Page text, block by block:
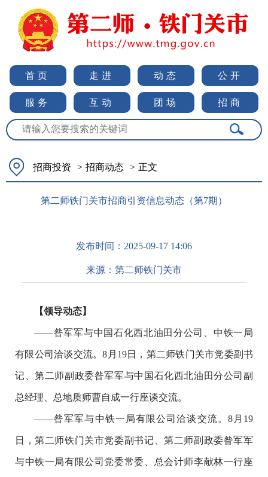
首页 走进 动态 公开
服务 互动 团场 招商
招商投资 > 招商动态 > 正文
第二师铁门关市招商引资信息动态（第7期）
发布时间： 2025-09-17 14:06
来源： 第二师铁门关市
【领导动态】
——昝军军与中国石化西北油田分公司、中铁一局
有限公司洽谈交流。8月19日，第二师铁门关市党委副书
记、第二师副政委昝军军与中国石化西北油田分公司副
总经理、总地质师曹自成一行座谈交流。
——昝军军与中铁一局有限公司洽谈交流。8月19
日，第二师铁门关市党委副书记、第二师副政委昝军军
与中铁一局有限公司党委常委、总会计师李献林一行座